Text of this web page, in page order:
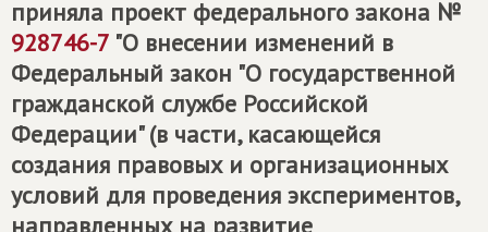
приняла проект федерального закона №
928746-7 "О внесении изменений в
Федеральный закон "О государственной
гражданской службе Российской
Федерации" (в части, касающейся
создания правовых и организационных
условий для проведения экспериментов,
направленных на развитие